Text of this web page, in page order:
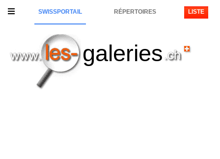
SWISSPORTAIL RÉPERTOIRES LISTE
galeries